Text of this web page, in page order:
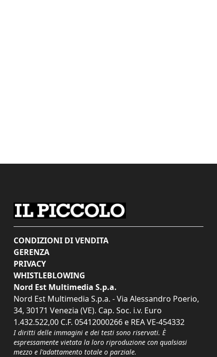
CONDIZIONI DI VENDITA
GERENZA
PRIVACY
WHISTLEBLOWING
Nord Est Multimedia S.p.a.
Nord Est Multimedia S.p.a. - Via Alessandro Poerio,
34, 30171 Venezia (VE). Cap. Soc. i.v. Euro
1.432.522,00 C.F. 05412000266 e REA VE-454332
I diritti delle immagini e dei testi sono riservati. È
espressamente vietata la loro riproduzione con qualsiasi
mezzo e l'adattamento totale o parziale.